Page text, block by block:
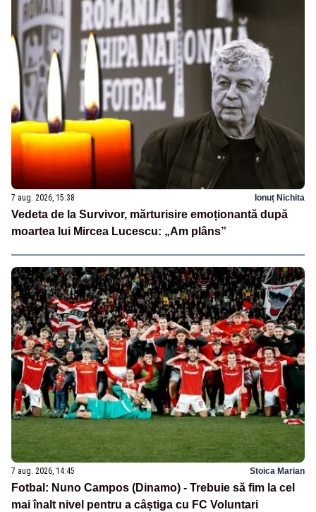
7 aug. 2026, 15:38 Ionuț Nichita
Vedeta de la Survivor, mărturisire emoționantă după
moartea lui Mircea Lucescu: „Am plâns”
7 aug. 2026, 14:45 Stoica Marian
Fotbal: Nuno Campos (Dinamo) - Trebuie să fim la cel
mai înalt nivel pentru a câștiga cu FC Voluntari